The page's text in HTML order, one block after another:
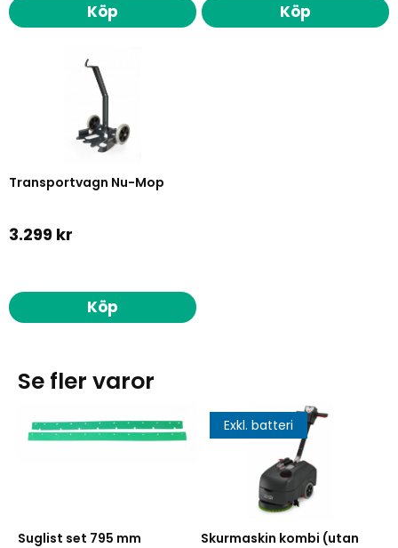
Köp Köp
Transportvagn Nu-Mop
3.299 kr
Köp
Se fler varor
Suglist set 795 mm
Exkl. batteri
Skurmaskin kombi (utan